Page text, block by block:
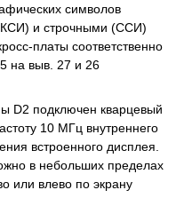
символов
и строчными (ССИ)
платы соответственно
на выв. 27 и 26
D2 подключен кварцевый
10 МГц внутреннего
встроенного дисплея.
в небольших пределах
или влево по экрану